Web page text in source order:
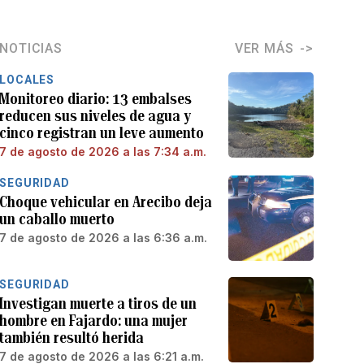
NOTICIAS VER MÁS
LOCALES
Monitoreo diario: 13 embalses
reducen sus niveles de agua y
cinco registran un leve aumento
7 de agosto de 2026 a las 7:34 a.m.
SEGURIDAD
Choque vehicular en Arecibo deja
un caballo muerto
7 de agosto de 2026 a las 6:36 a.m.
SEGURIDAD
Investigan muerte a tiros de un
hombre en Fajardo: una mujer
también resultó herida
7 de agosto de 2026 a las 6:21 a.m.